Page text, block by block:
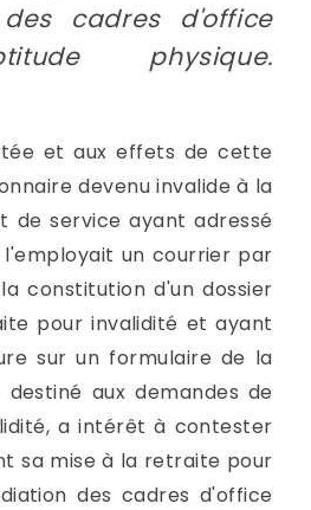
cadres d'office
physique.
et aux effets de cette
devenu invalide à la
de service ayant adressé
un courrier par
constitution d'un dossier
pour invalidité et ayant
sur un formulaire de la
aux demandes de
a intérêt à contester
sa mise à la retraite pour
des cadres d'office